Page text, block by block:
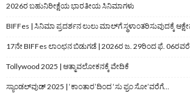
2026ರ ಬಹುನಿರೀಕ್ಷೆಯ ಭಾರತೀಯ ಸಿನಿಮಾಗಳು
BIFFes | ಸಿನಿಮಾ ಪ್ರದರ್ಶನ ಲುಲು ಮಾಲ್‌ಗೆ ಸ್ಥಳಾಂತರಿಸುವುದಕ್ಕೆ
17ನೇ BIFFes ಲಾಂಛನ ಬಿಡುಗಡೆ | 2026ರ ಜ. 29ರಿಂದ ಫೆ.
Tollywood 2025 | ಆತ್ಮಾವಲೋಕನಕ್ಕೆ ವೇದಿಕೆ
ಸ್ಯಾಂಡಲ್‌ವುಡ್‌ 2025 | ‘ಕಾಂತಾರ’ದಿಂದ ‘ಸು ಫ್ರಂ ಸೋ’ವರೆಗೆ…